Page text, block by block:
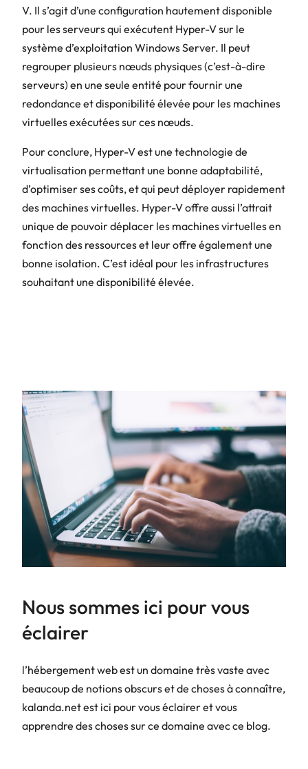
V. Il s’agit d’une configuration hautement disponible
pour les serveurs qui exécutent Hyper-V sur le
système d’exploitation Windows Server. Il peut
regrouper plusieurs nœuds physiques (c’est-à-dire
serveurs) en une seule entité pour fournir une
redondance et disponibilité élevée pour les machines
virtuelles exécutées sur ces nœuds.
Pour conclure, Hyper-V est une technologie de
virtualisation permettant une bonne adaptabilité,
d’optimiser ses coûts, et qui peut déployer rapidement
des machines virtuelles. Hyper-V offre aussi l’attrait
unique de pouvoir déplacer les machines virtuelles en
fonction des ressources et leur offre également une
bonne isolation. C’est idéal pour les infrastructures
souhaitant une disponibilité élevée.
Nous sommes ici pour vous
éclairer
l’hébergement web est un domaine très vaste avec
beaucoup de notions obscurs et de choses à connaître,
kalanda.net est ici pour vous éclairer et vous
apprendre des choses sur ce domaine avec ce blog.